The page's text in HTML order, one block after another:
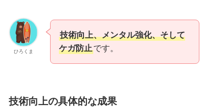
ひろくま
技術向上、メンタル強化、そして
ケガ防止です。
技術向上の具体的な成果